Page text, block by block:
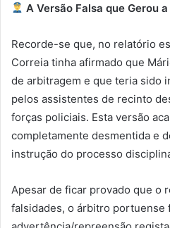
A Versão Falsa que Gerou
Recorde-se que, no relatório
Correia tinha afirmado que
de arbitragem e que teria sido
pelos assistentes de recinto
forças policiais. Esta versão
completamente desmentida e
instrução do processo
Apesar de ficar provado que o
falsidades, o árbitro portuense